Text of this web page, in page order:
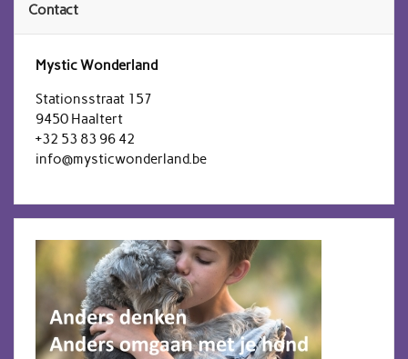
Contact
Mystic Wonderland
Stationsstraat 157
9450 Haaltert
+32 53 83 96 42
info@mysticwonderland.be